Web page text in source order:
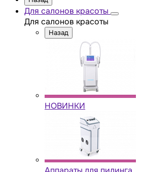
Для салонов красоты
Для салонов красоты
Назад
НОВИНКИ